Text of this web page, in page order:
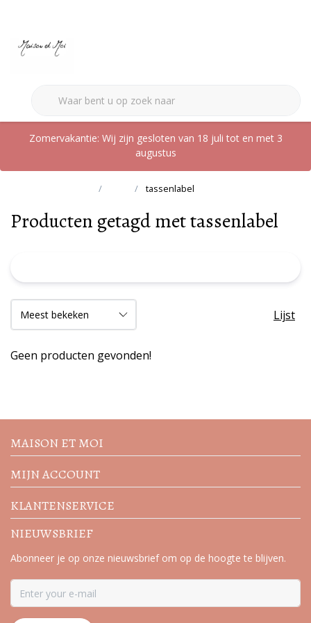
Zomervakantie: Wij zijn gesloten van 18 juli tot en met 3
augustus
tassenlabel
Producten getagd met tassenlabel
Lijst
Geen producten gevonden!
acties
MAISON ET MOI
MIJN ACCOUNT
KLANTENSERVICE
NIEUWSBRIEF
Abonneer je op onze nieuwsbrief om op de hoogte te blijven.